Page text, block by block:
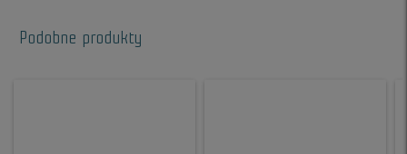
Podobne produkty